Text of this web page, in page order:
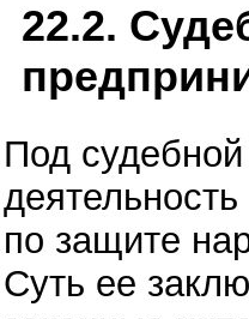
22.2.
Под
по защите
Суть ее